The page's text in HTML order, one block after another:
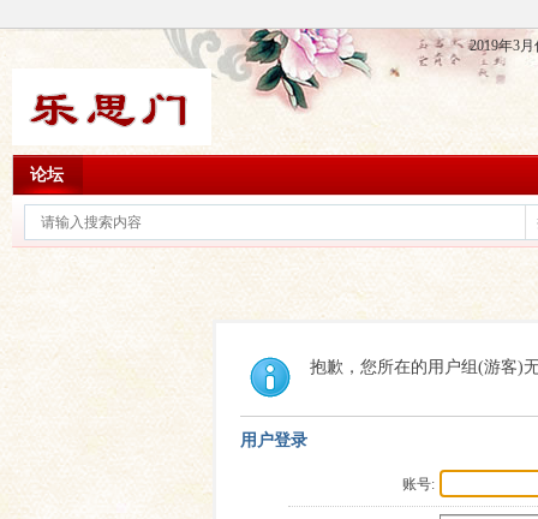
2019年3
论坛
抱歉，您所在的用户组(游客)
用户登录
账号: